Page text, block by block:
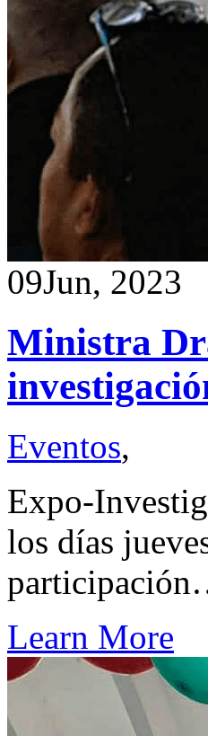
09Jun, 2023
Ministra
Eventos,
Expo-
los días
Learn More